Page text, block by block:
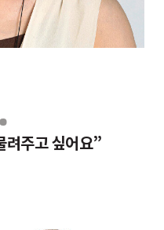
려주고 싶어요”